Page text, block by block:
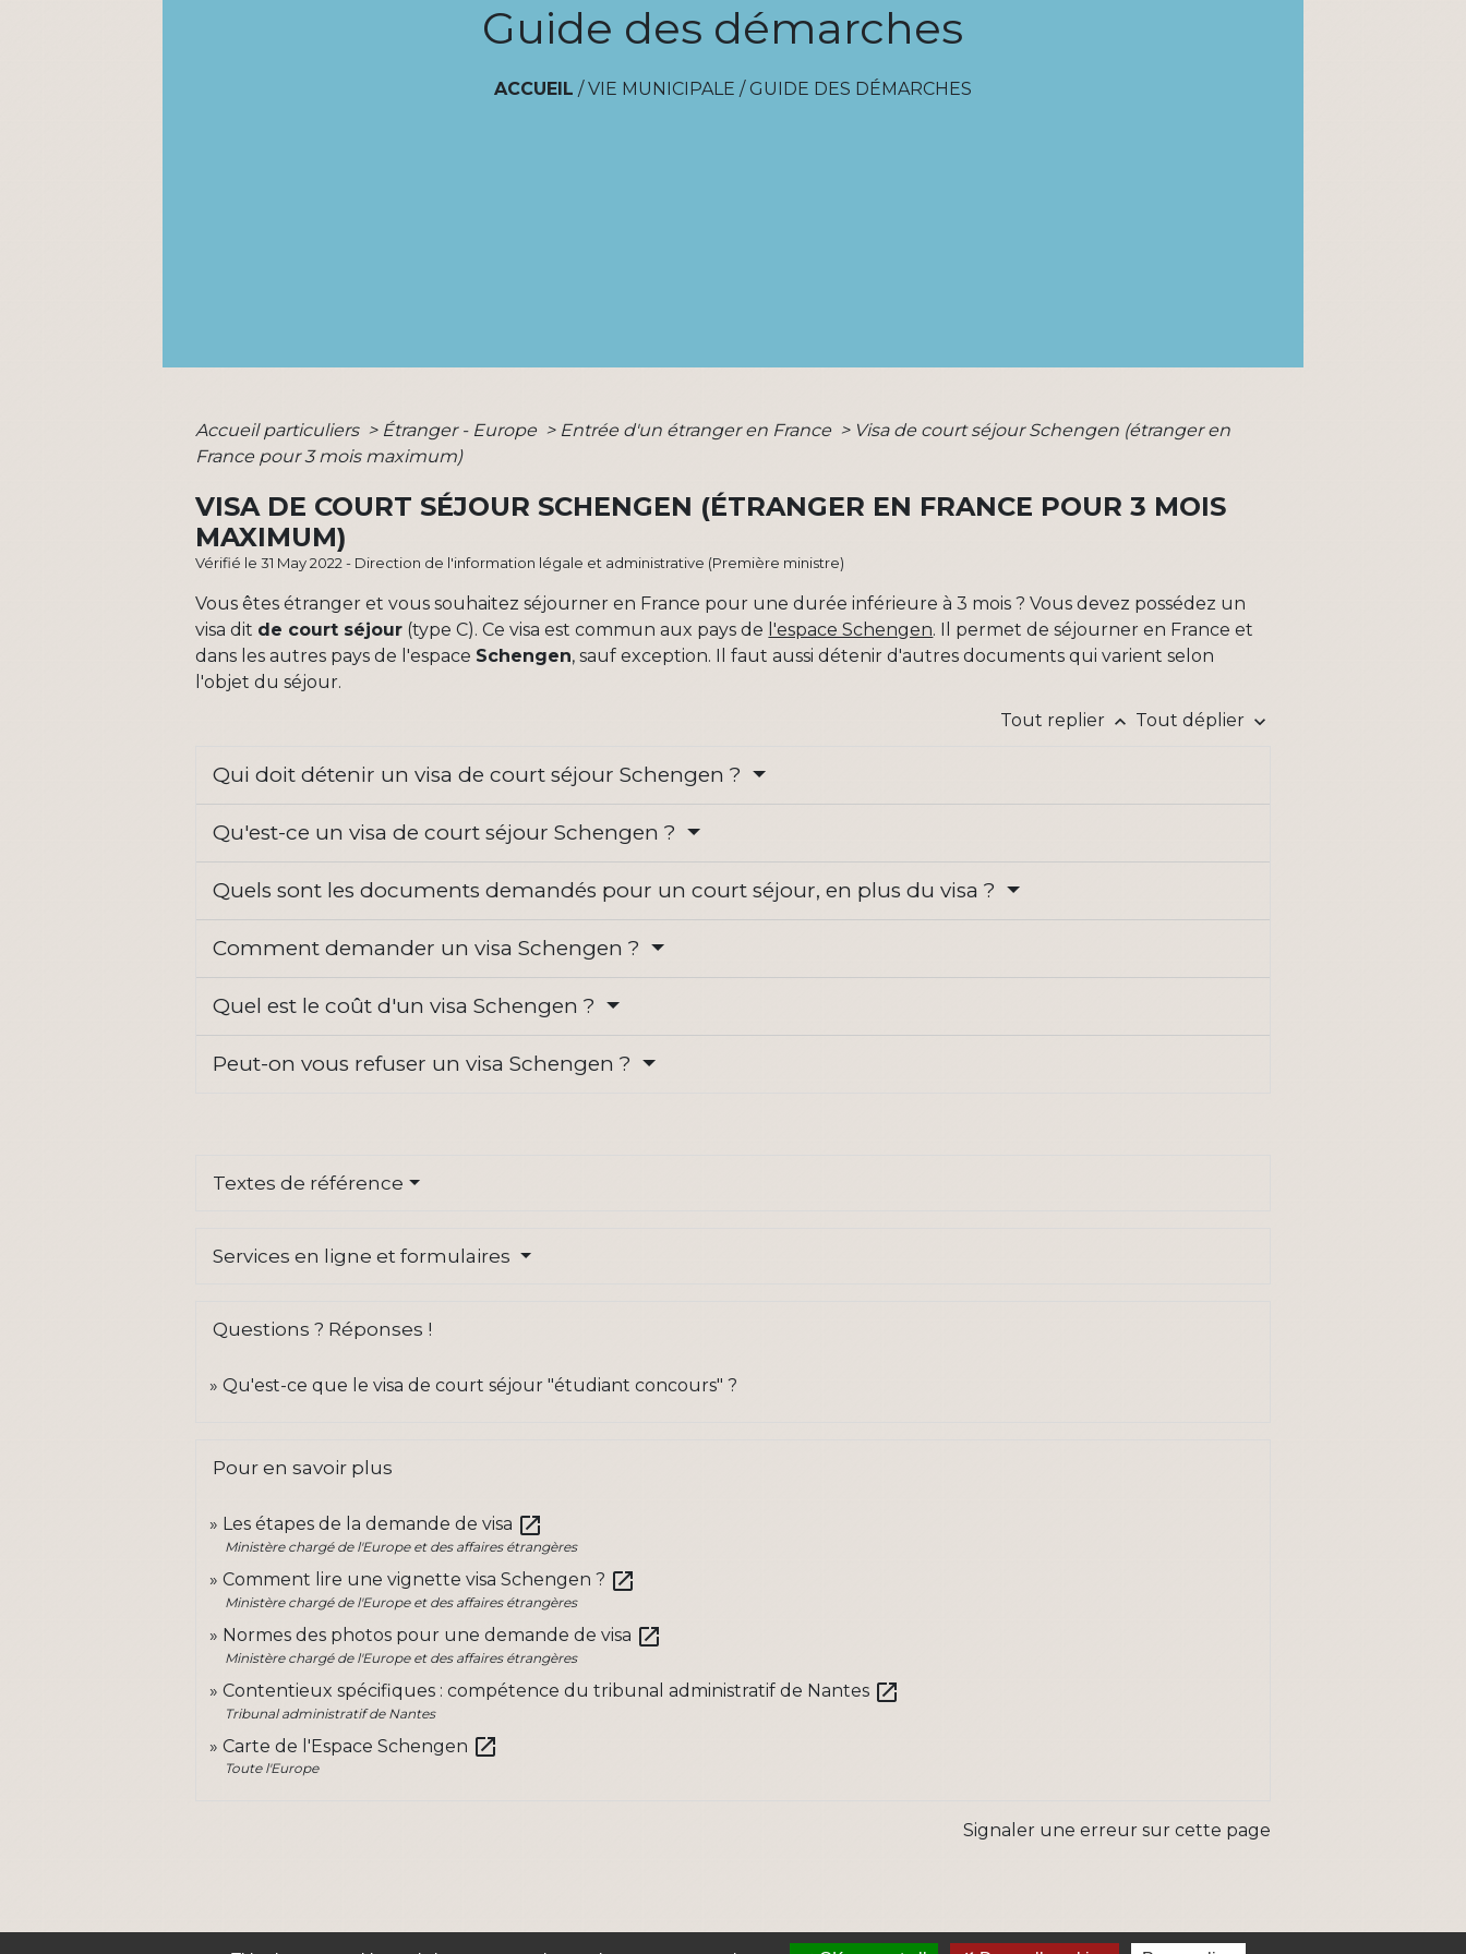
Guide des démarches
ACCUEIL /VIE MUNICIPALE / GUIDE DES DÉMARCHES
Accueil particuliers > Étranger - Europe > Entrée d'un étranger en France > Visa de court séjour Schengen (étranger en
France pour 3 mois maximum)
VISA DE COURT SÉJOUR SCHENGEN (ÉTRANGER EN FRANCE POUR 3 MOIS
MAXIMUM)
Vérifié le 31 May 2022 - Direction de l'information légale et administrative (Première ministre)
Vous êtes étranger et vous souhaitez séjourner en France pour une durée inférieure à 3 mois ? Vous devez possédez un
visa dit de court séjour (type C). Ce visa est commun aux pays de l'espace Schengen. Il permet de séjourner en France et
dans les autres pays de l'espace Schengen, sauf exception. Il faut aussi détenir d'autres documents qui varient selon
l'objet du séjour.
Tout replier keyboard_arrow_up Tout déplier keyboard_arrow_down
Qui doit détenir un visa de court séjour Schengen ?
Qu'est-ce un visa de court séjour Schengen ?
Quels sont les documents demandés pour un court séjour, en plus du visa ?
Comment demander un visa Schengen ?
Quel est le coût d'un visa Schengen ?
Peut-on vous refuser un visa Schengen ?
Textes de référence
Services en ligne et formulaires
Questions ? Réponses !
Qu'est-ce que le visa de court séjour "étudiant concours" ?
Pour en savoir plus
Les étapes de la demande de visa open_in_new
Ministère chargé de l'Europe et des affaires étrangères
Comment lire une vignette visa Schengen ? open_in_new
Ministère chargé de l'Europe et des affaires étrangères
Normes des photos pour une demande de visa open_in_new
Ministère chargé de l'Europe et des affaires étrangères
Contentieux spécifiques : compétence du tribunal administratif de Nantes open_in_new
Tribunal administratif de Nantes
Carte de l'Espace Schengen open_in_new
Toute l'Europe
Signaler une erreur sur cette page